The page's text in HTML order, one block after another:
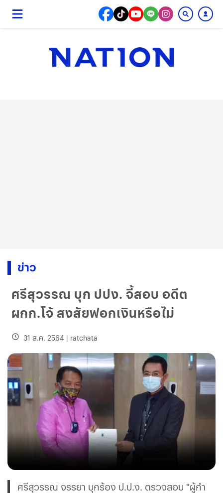
ข่าว
ศรีสุวรรณ บุก ปปง. จี้สอบ อดีต
ผกก.โจ้ สงสัยฟอกเงินหรือไม่
31 ส.ค. 2564 | ratchata
ศรีสุวรรณ จรรยา บุกร้อง ป.ป.ง. ตรวจสอบ "ผู้กำ